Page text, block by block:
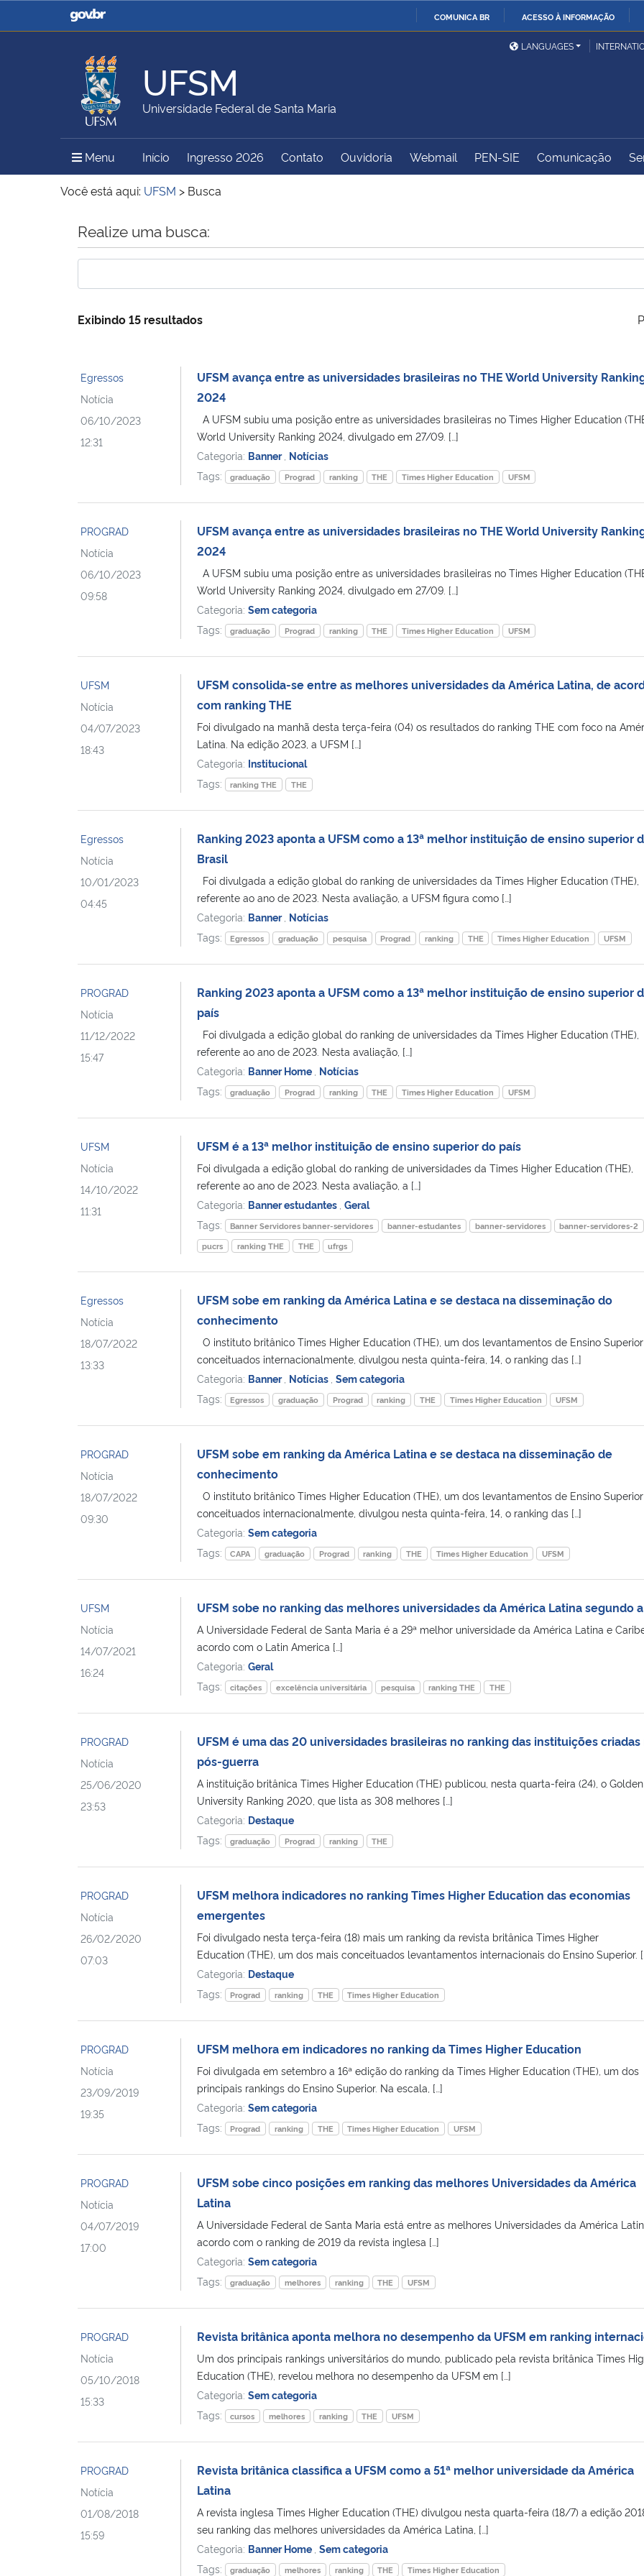
COMUNICA BR ACESSO À INFORMAÇÃO
Casa Civil
Ministério da Justiça e
Ministério da Defesa
Ministério das Relações
Exteriores
Ministério da Agricultura,
Pecuária e Abastecimento
Ministério da Educação
Ministério do Meio Ambiente Ministério do Turismo
Ministério do
Controladoria-Geral da
LANGUAGES
UFSM
Universidade Federal de Santa Maria
Menu Menu Principal do Sítio
Início Ingresso 2026 Contato Ouvidoria Webmail PEN-SIE Comunicação
Você está aqui: UFSM > Busca
Início do conteúdo
Realize uma busca:
Exibindo 15 resultados
Egressos
Notícia
06/10/2023
12:31
UFSM avança entre as universidades brasileiras no THE World University
2024
A UFSM subiu uma posição entre as universidades brasileiras no Times Higher Education
World University Ranking 2024, divulgado em 27/09. […]
Categoria: Banner Notícias
Tags:
graduação Prograd ranking THE Times Higher Education UFSM
PROGRAD
Notícia
06/10/2023
09:58
UFSM avança entre as universidades brasileiras no THE World University
2024
A UFSM subiu uma posição entre as universidades brasileiras no Times Higher Education
World University Ranking 2024, divulgado em 27/09. […]
Categoria: Sem categoria
Tags:
graduação Prograd ranking THE Times Higher Education UFSM
UFSM
Notícia
04/07/2023
18:43
UFSM consolida-se entre as melhores universidades da América Latina, de
com ranking THE
Foi divulgado na manhã desta terça-feira (04) os resultados do ranking THE com foco na
Latina. Na edição 2023, a UFSM […]
Categoria: Institucional
Tags:
ranking THE THE
Egressos
Notícia
10/01/2023
04:45
Ranking 2023 aponta a UFSM como a 13ª melhor instituição de ensino superior
Brasil
Foi divulgada a edição global do ranking de universidades da Times Higher Education (THE),
referente ao ano de 2023. Nesta avaliação, a UFSM figura como […]
Categoria: Banner Notícias
Tags:
Egressos graduação pesquisa Prograd ranking THE Times Higher Education UFSM
PROGRAD
Notícia
11/12/2022
15:47
Ranking 2023 aponta a UFSM como a 13ª melhor instituição de ensino superior
país
Foi divulgada a edição global do ranking de universidades da Times Higher Education (THE),
referente ao ano de 2023. Nesta avaliação, […]
Categoria: Banner Home Notícias
Tags:
graduação Prograd ranking THE Times Higher Education UFSM
UFSM
Notícia
14/10/2022
11:31
UFSM é a 13ª melhor instituição de ensino superior do país
Foi divulgada a edição global do ranking de universidades da Times Higher Education (THE),
referente ao ano de 2023. Nesta avaliação, a […]
Categoria: Banner estudantes Geral
Tags:
Banner Servidores banner-servidores banner-estudantes banner-servidores
banner-servidores-2
pucrs
ranking THE THE ufrgs
Egressos
Notícia
18/07/2022
13:33
UFSM sobe em ranking da América Latina e se destaca na disseminação do
conhecimento
O instituto britânico Times Higher Education (THE), um dos levantamentos de Ensino
conceituados internacionalmente, divulgou nesta quinta-feira, 14, o ranking das […]
Categoria: Banner Notícias Sem categoria
Tags:
Egressos graduação Prograd ranking THE Times Higher Education UFSM
PROGRAD
Notícia
18/07/2022
09:30
UFSM sobe em ranking da América Latina e se destaca na disseminação de
conhecimento
O instituto britânico Times Higher Education (THE), um dos levantamentos de Ensino
conceituados internacionalmente, divulgou nesta quinta-feira, 14, o ranking das […]
Categoria: Sem categoria
Tags:
CAPA graduação Prograd ranking THE Times Higher Education UFSM
UFSM
Notícia
14/07/2021
16:24
UFSM sobe no ranking das melhores universidades da América Latina segundo
A Universidade Federal de Santa Maria é a 29ª melhor universidade da América Latina e
acordo com o Latin America […]
Categoria: Geral
Tags:
citações excelência universitária pesquisa ranking THE THE
PROGRAD
Notícia
25/06/2020
23:53
UFSM é uma das 20 universidades brasileiras no ranking das instituições criadas
pós-guerra
A instituição britânica Times Higher Education (THE) publicou, nesta quarta-feira (24), o
University Ranking 2020, que lista as 308 melhores […]
Categoria: Destaque
Tags:
graduação Prograd ranking THE
PROGRAD
Notícia
26/02/2020
07:03
UFSM melhora indicadores no ranking Times Higher Education das economias
emergentes
Foi divulgado nesta terça-feira (18) mais um ranking da revista britânica Times Higher
Education (THE), um dos mais conceituados levantamentos internacionais do Ensino Superior.
Categoria: Destaque
Tags:
Prograd ranking THE Times Higher Education
PROGRAD
Notícia
23/09/2019
19:35
UFSM melhora em indicadores no ranking da Times Higher Education
Foi divulgada em setembro a 16ª edição do ranking da Times Higher Education (THE), um dos
principais rankings do Ensino Superior. Na escala, […]
Categoria: Sem categoria
Tags:
Prograd ranking THE Times Higher Education UFSM
PROGRAD
Notícia
04/07/2019
17:00
UFSM sobe cinco posições em ranking das melhores Universidades da América
Latina
A Universidade Federal de Santa Maria está entre as melhores Universidades da América
acordo com o ranking de 2019 da revista inglesa […]
Categoria: Sem categoria
Tags:
graduação melhores ranking THE UFSM
PROGRAD
Notícia
05/10/2018
15:33
Revista britânica aponta melhora no desempenho da UFSM em ranking
Um dos principais rankings universitários do mundo, publicado pela revista britânica Times
Education (THE), revelou melhora no desempenho da UFSM em […]
Categoria: Sem categoria
Tags:
cursos melhores ranking THE UFSM
PROGRAD
Notícia
01/08/2018
15:59
Revista britânica classifica a UFSM como a 51ª melhor universidade da América
Latina
A revista inglesa Times Higher Education (THE) divulgou nesta quarta-feira (18/7) a edição
seu ranking das melhores universidades da América Latina, […]
Categoria: Banner Home Sem categoria
Tags:
graduação melhores ranking THE Times Higher Education